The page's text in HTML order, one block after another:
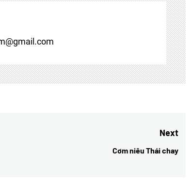
Next
Next
Cơm niêu Thái chay